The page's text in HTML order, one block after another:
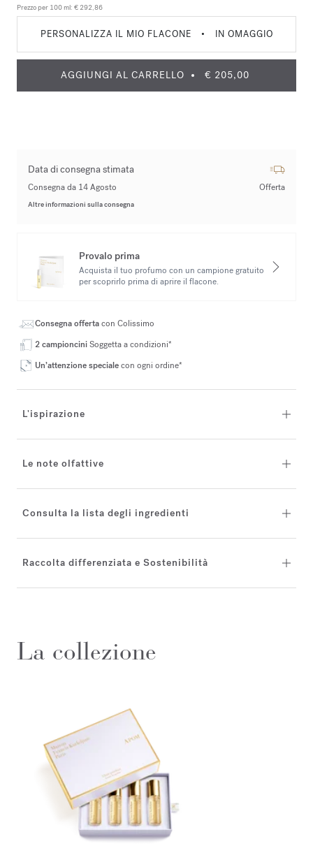
Prezzo per 100 ml: € 292,86
PERSONALIZZA IL MIO FLACONE • IN OMAGGIO
AGGIUNGI AL CARRELLO € 205,00
Data di consegna stimata
Consegna da 14 Agosto Offerta
Altre informazioni sulla consegna
Provalo prima
Acquista il tuo profumo con un campione gratuito
per scoprirlo prima di aprire il flacone.
Consegna offertacon Colissimo
2 campionciniSoggetta a condizioni*
Un’attenzione specialecon ogni ordine*
L'ispirazione
Le note olfattive
Consulta la lista degli ingredienti
Raccolta differenziata e Sostenibilità
La collezione